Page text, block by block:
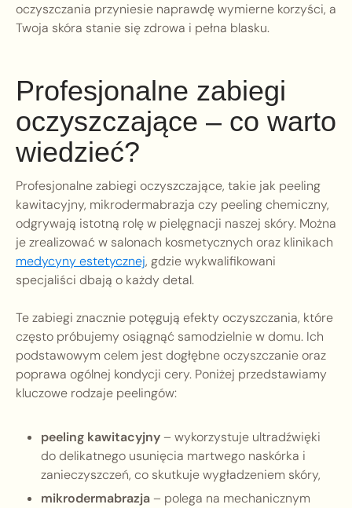
oczyszczania przyniesie naprawdę wymierne korzyści, a
Twoja skóra stanie się zdrowa i pełna blasku.
Profesjonalne zabiegi
oczyszczające – co warto
wiedzieć?
Profesjonalne zabiegi oczyszczające, takie jak peeling
kawitacyjny, mikrodermabrazja czy peeling chemiczny,
odgrywają istotną rolę w pielęgnacji naszej skóry. Można
je zrealizować w salonach kosmetycznych oraz klinikach
medycyny estetycznej, gdzie wykwalifikowani
specjaliści dbają o każdy detal.
Te zabiegi znacznie potęgują efekty oczyszczania, które
często próbujemy osiągnąć samodzielnie w domu. Ich
podstawowym celem jest dogłębne oczyszczanie oraz
poprawa ogólnej kondycji cery. Poniżej przedstawiamy
kluczowe rodzaje peelingów:
peeling kawitacyjny– wykorzystuje ultradźwięki
do delikatnego usunięcia martwego naskórka i
zanieczyszczeń, co skutkuje wygładzeniem skóry,
mikrodermabrazja– polega na mechanicznym